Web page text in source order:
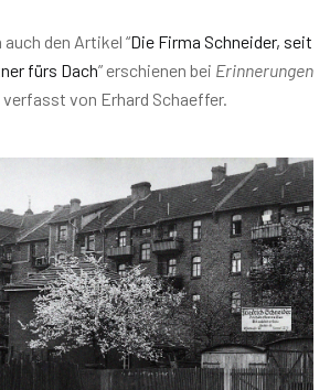
den Artikel “Die Firma Schneider, seit
fürs Dach” erschienen bei Erinnerungen
verfasst von Erhard Schaeffer.